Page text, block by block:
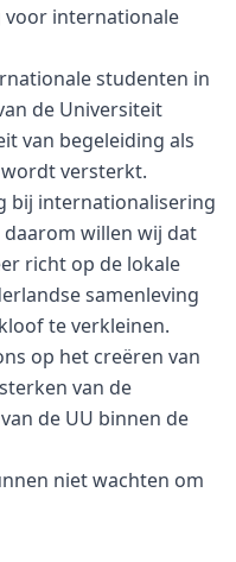
voor internationale
studenten in
de Universiteit
van begeleiding als
versterkt.
bij internationalisering
willen wij dat
richt op de lokale
samenleving
te verkleinen.
op het creëren van
van de
de UU binnen de
niet wachten om